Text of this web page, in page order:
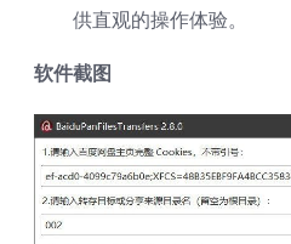
供直观的操作体验。
软件截图